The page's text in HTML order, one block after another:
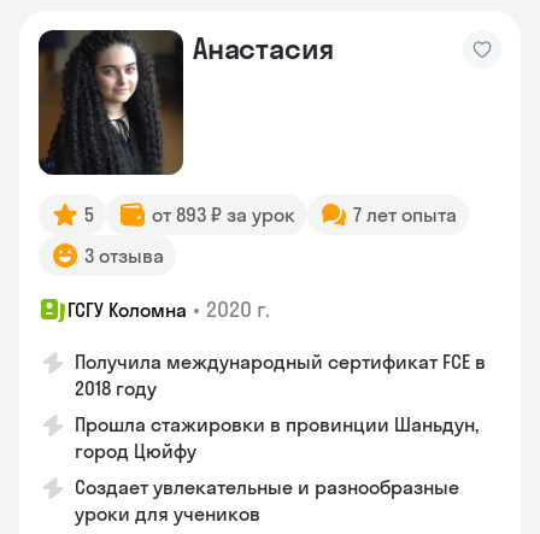
Анастасия
5 от 893 ₽ за урок
7 лет опыта
3 отзыва
ГСГУ Коломна • 2020 г.
Получила международный сертификат FCE в
2018 году
Прошла стажировки в провинции Шаньдун,
город Цюйфу
Создает увлекательные и разнообразные
уроки для учеников